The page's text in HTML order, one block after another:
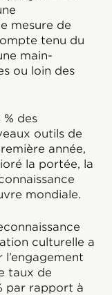
mesure de
tenu du
main-
ou loin des
des
outils de
année,
la portée, la
mondiale.
culturelle a
taux de
par rapport à